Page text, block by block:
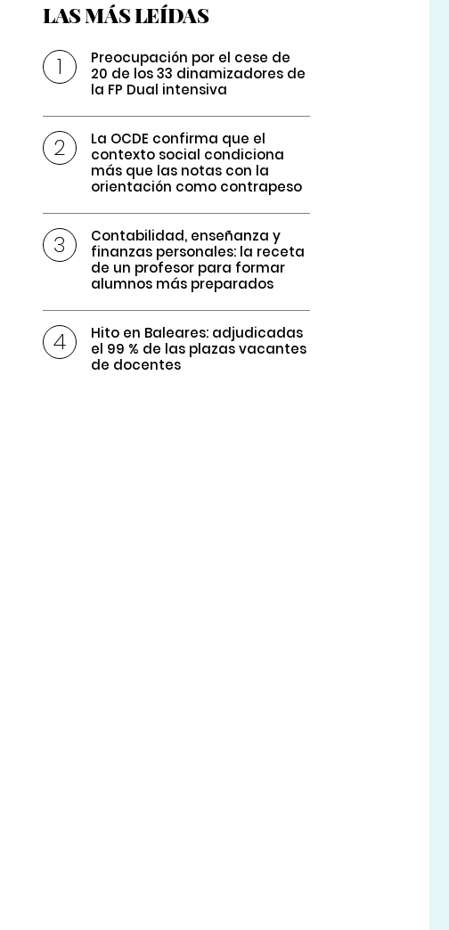
LAS MÁS LEÍDAS
Preocupación por el cese de
20 de los 33 dinamizadores de
la FP Dual intensiva
La OCDE confirma que el
contexto social condiciona
más que las notas con la
orientación como contrapeso
Contabilidad, enseñanza y
finanzas personales: la receta
de un profesor para formar
alumnos más preparados
Hito en Baleares: adjudicadas
el 99 % de las plazas vacantes
de docentes